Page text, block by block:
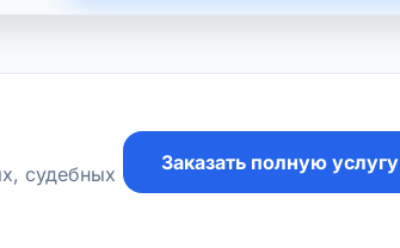
судебных
Заказать полную услугу